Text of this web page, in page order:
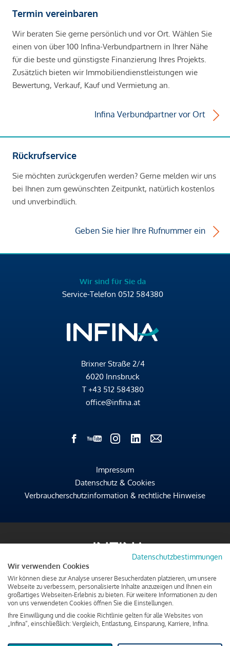
Termin vereinbaren
Wir beraten Sie gerne persönlich und vor Ort. Wählen Sie
einen von über 100 Infina-Verbundpartnern in Ihrer Nähe
für die beste und günstigste Finanzierung Ihres Projekts.
Zusätzlich bieten wir Immobiliendienstleistungen wie
Bewertung, Verkauf, Kauf und Vermietung an.
Infina Verbundpartner vor Ort
Rückrufservice
Sie möchten zurückgerufen werden? Gerne melden wir uns
bei Ihnen zum gewünschten Zeitpunkt, natürlich kostenlos
und unverbindlich.
Geben Sie hier Ihre Rufnummer ein
Wir sind für Sie da
Service-Telefon 0512 584380
Brixner Straße 2/4
6020 Innsbruck
T +43 512 584380
office@infina.at
Impressum
Datenschutz & Cookies
Verbraucherschutzinformation & rechtliche Hinweise
Datenschutzbestimmungen
Wir verwenden Cookies
Wir können diese zur Analyse unserer Besucherdaten platzieren, um unsere
Webseite zu verbessern, personalisierte Inhalte anzuzeigen und Ihnen ein
großartiges Webseiten-Erlebnis zu bieten. Für weitere Informationen zu den
von uns verwendeten Cookies öffnen Sie die Einstellungen.
Ihre Einwilligung und die cookie Richtlinie gelten für alle Websites von
„Infina“, einschließlich: Vergleich, Entlastung, Einsparung, Karriere, Infina.